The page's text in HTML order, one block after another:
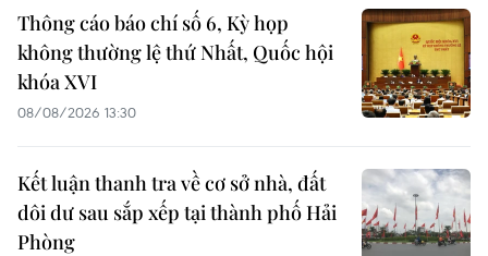
Thông cáo báo chí số 6, Kỳ họp
không thường lệ thứ Nhất, Quốc hội
khóa XVI
08/08/2026 13:30
Kết luận thanh tra về cơ sở nhà, đất
dôi dư sau sắp xếp tại thành phố Hải
Phòng